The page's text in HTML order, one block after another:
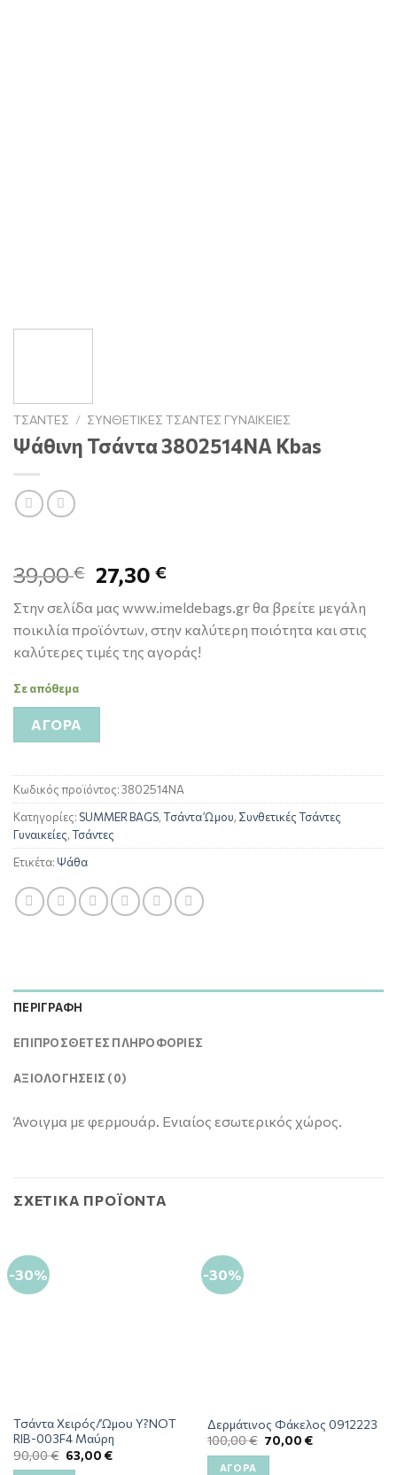
ΤΣΆΝΤΕΣ / ΣΥΝΘΕΤΙΚΈΣ ΤΣΆΝΤΕΣ ΓΥΝΑΙΚΕΊΕΣ
Ψάθινη Τσάντα 3802514ΝΑ Kbas
39,00€ 27,30€
Στην σελίδα μας www.imeldebags.gr θα βρείτε μεγάλη
ποικιλία προϊόντων, στην καλύτερη ποιότητα και στις
καλύτερες τιμές της αγοράς!
Σε απόθεμα
ΑΓΟΡΆ
Κωδικός προϊόντος:3802514ΝΑ
Κατηγορίες: SUMMER BAGS,Tσάντα Ώμου, Συνθετικές Τσάντες
Γυναικείες,Τσάντες
Ετικέτα:Ψάθα
ΠΕΡΙΓΡΑΦΉ
ΕΠΙΠΡΌΣΘΕΤΕΣ ΠΛΗΡΟΦΟΡΊΕΣ
ΑΞΙΟΛΟΓΉΣΕΙΣ (0)
Άνοιγμα με φερμουάρ. Ενιαίος εσωτερικός χώρος.
ΣΧΕΤΙΚΆ ΠΡΟΪΌΝΤΑ
-30%
Τσάντα Χειρός/Ώμου Y?NOT
RIB-003F4 Μαύρη
90,00€ 63,00 €
-30%
Δερμάτινος Φάκελος 0912223
100,00€ 70,00 €
ΑΓΟΡΆ